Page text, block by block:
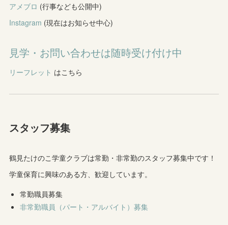
アメブロ (行事なども公開中)
Instagram (現在はお知らせ中心)
見学・お問い合わせは随時受け付け中
リーフレット はこちら
スタッフ募集
鶴見たけのこ学童クラブは常勤・非常勤のスタッフ募集中です！
学童保育に興味のある方、歓迎しています。
常勤職員募集
非常勤職員（パート・アルバイト）募集